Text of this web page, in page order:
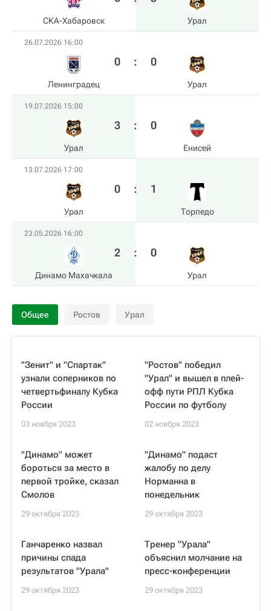
СКА-Хабаровск Урал
26.07.2026 16:00
Ленинградец
0 : 0
Урал
19.07.2026 15:00
Урал
3 : 0
Енисей
13.07.2026 17:00
Урал
0 : 1
Торпедо
23.05.2026 16:00
Динамо Махачкала
2 : 0
Урал
Общее Ростов Урал
"Зенит" и "Спартак"
узнали соперников по
четвертьфиналу Кубка
России
03 ноября 2023
"Ростов" победил
"Урал" и вышел в плей-
офф пути РПЛ Кубка
России по футболу
02 ноября 2023
"Динамо" может
бороться за место в
первой тройке, сказал
Смолов
29 октября 2023
"Динамо" подаст
жалобу по делу
Норманна в
понедельник
29 октября 2023
Ганчаренко назвал
причины спада
результатов "Урала"
29 октября 2023
Тренер "Урала"
объяснил молчание на
пресс-конференции
29 октября 2023